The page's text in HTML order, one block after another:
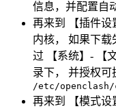
信息，并配置自
再来到 【插件设
内核， 如果下
过 【系统】- 【
录下， 并授权可
/etc/
再来到 【模式设